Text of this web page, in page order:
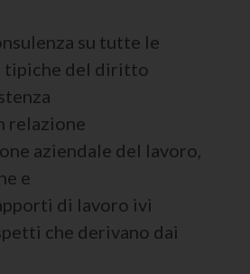
su tutte le
tipiche del diritto
relazione
aziendale del lavoro,
e
di lavoro ivi
che derivano dai